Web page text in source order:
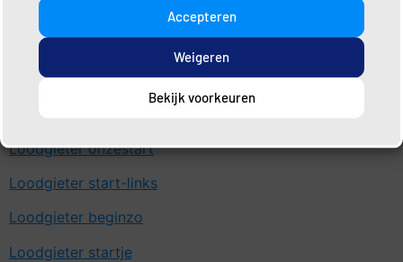
Accepteren
Weigeren
Bekijk voorkeuren
Loodgieter linkplein
Loodgieter linktotaal
Loodgieter sitelinkje
Loodgieter onzestart
Loodgieter start-links
Loodgieter beginzo
Loodgieter startje